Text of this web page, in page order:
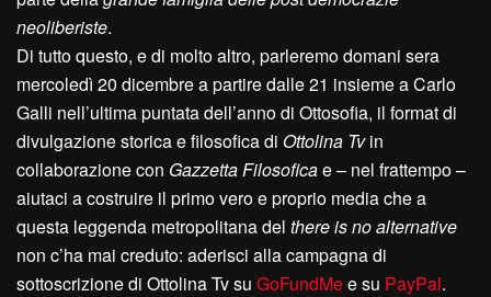
neoliberiste.
Di tutto questo, e di molto altro, parleremo domani sera
mercoledì 20 dicembre a partire dalle 21 insieme a Carlo
Galli nell’ultima puntata dell’anno di Ottosofia, il format di
divulgazione storica e filosofica di Ottolina Tvin
collaborazione con Gazzetta Filosoficae – nel frattempo –
aiutaci a costruire il primo vero e proprio media che a
questa leggenda metropolitana del there is no alternative
non c’ha mai creduto: aderisci alla campagna di
sottoscrizione di Ottolina Tv su GoFundMee su PayPal.